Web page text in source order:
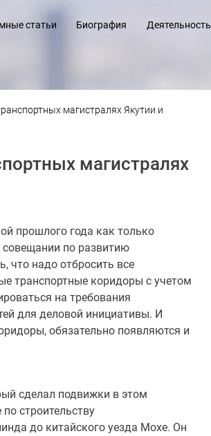
статьи Биография Деятельность
магистралях Якутии и
магистралях
прошлого года как только
совещании по развитию
что надо отбросить все
транспортные коридоры с учетом
на требования
для деловой инициативы. И
обязательно появляются и
сделал подвижки в этом
строительству
до китайского уезда Мохе. Он